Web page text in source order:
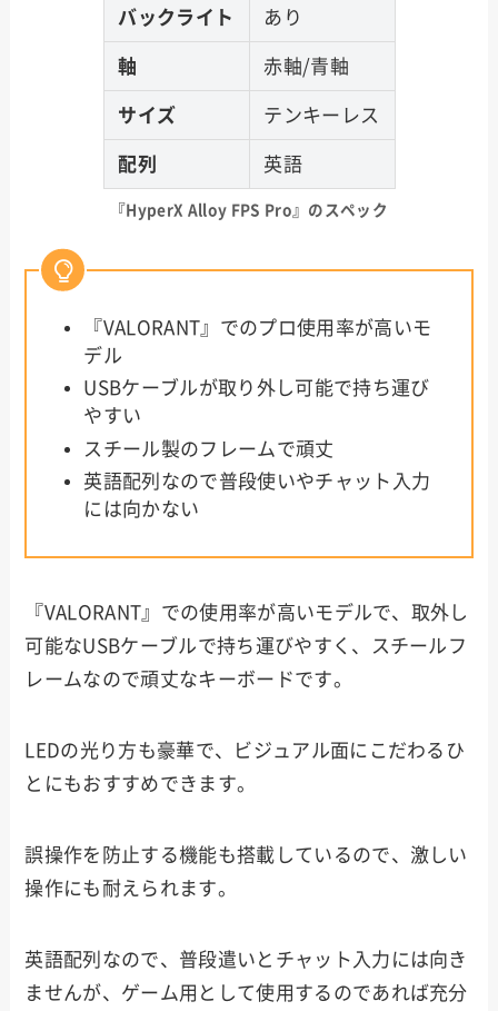
バックライト あり
軸 赤軸/青軸
サイズ テンキーレス
配列 英語
『HyperX Alloy FPS Pro』のスペック
『VALORANT』でのプロ使用率が高いモ
デル
USBケーブルが取り外し可能で持ち運び
やすい
スチール製のフレームで頑丈
英語配列なので普段使いやチャット入力
には向かない
『VALORANT』での使用率が高いモデルで、取外し
可能なUSBケーブルで持ち運びやすく、スチールフ
レームなので頑丈なキーボードです。
LEDの光り方も豪華で、ビジュアル面にこだわるひ
とにもおすすめできます。
誤操作を防止する機能も搭載しているので、激しい
操作にも耐えられます。
英語配列なので、普段遣いとチャット入力には向き
ませんが、ゲーム用として使用するのであれば充分